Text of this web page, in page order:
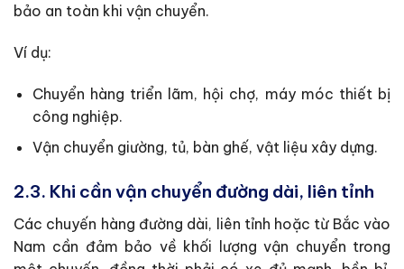
bảo an toàn khi vận chuyển.
Ví dụ:
Chuyển hàng triển lãm, hội chợ, máy móc thiết bị
công nghiệp.
Vận chuyển giường, tủ, bàn ghế, vật liệu xây dựng.
2.3. Khi cần vận chuyển đường dài, liên tỉnh
Các chuyến hàng đường dài, liên tỉnh hoặc từ Bắc vào
Nam cần đảm bảo về khối lượng vận chuyển trong